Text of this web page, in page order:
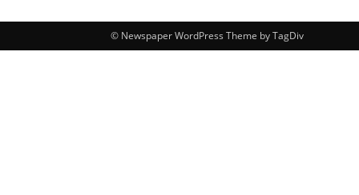
© Newspaper WordPress Theme by TagDiv